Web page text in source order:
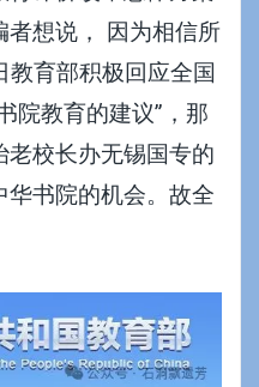
者想说， 因为相信所
教育部积极回应全国
院教育的建议” ，那
校长办无锡国专的
华书院的机会。故全